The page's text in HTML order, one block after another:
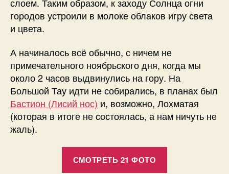
городов устроили в молоке облаков игру света
и цвета.
А начиналось всё обычно, с ничем не
примечательного ноябрьского дня, когда мы
около 2 часов выдвинулись на гору. На
Большой Тау идти не собирались, в планах был
Бастион (Лисий нос) и, возможно, Лохматая
(которая в итоге не состоялась, а нам ничуть не
жаль).
СМОТРЕТЬ 21 ФОТО